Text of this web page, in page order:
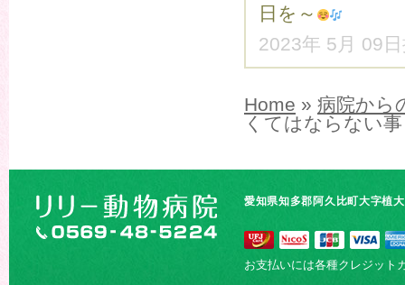
日を～
2023年 5月 09
Home » 病院から
くてはならない
愛知県知多郡阿久比町大字植
お支払いには各種クレジット